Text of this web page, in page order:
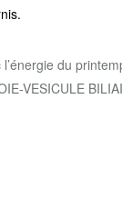
du
VESICULE